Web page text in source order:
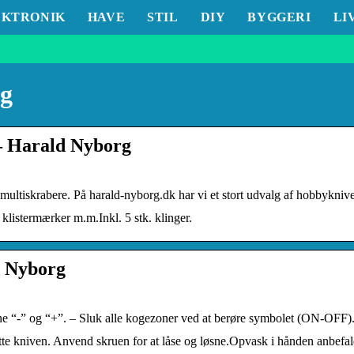
HAVE STIL DIY BYGGERI
Harald Nyborg
På harald-nyborg.dk har vi et stort udvalg af
m.m.Inkl. 5 stk. klinger.
“-” og “+”. – Sluk alle kogezoner ved at berøre symbolet (ON-
kniven. Anvend skruen for at låse og løsne.Opvask i hånden